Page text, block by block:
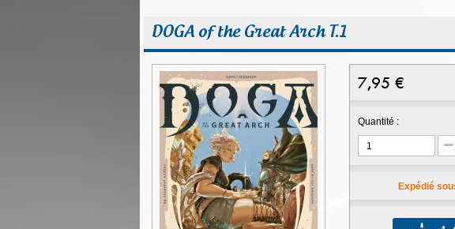
DOGA of the Great Arch T.1
7,95 €
Quantité :
Expédié